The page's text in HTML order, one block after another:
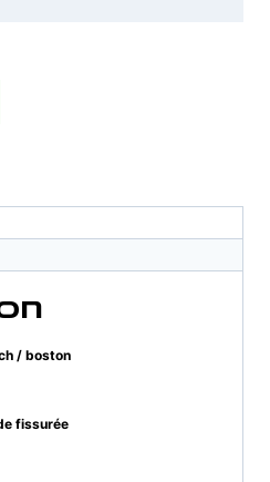
/ boston
fissurée